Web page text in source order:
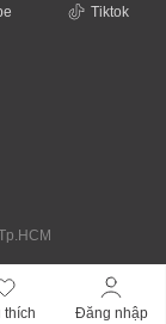
Tiktok
thích Đăng nhập